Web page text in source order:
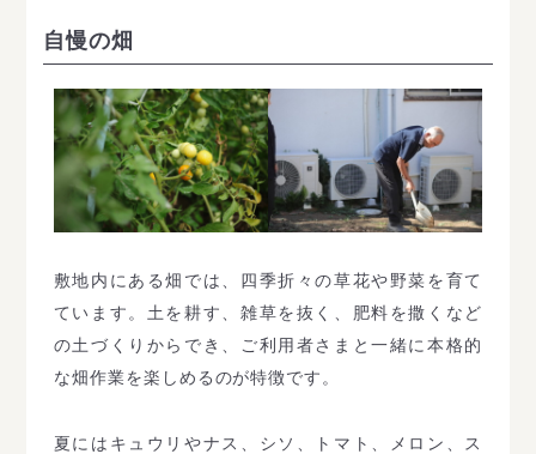
自慢の畑
敷地内にある畑では、四季折々の草花や野菜を育て
ています。土を耕す、雑草を抜く、肥料を撒くなど
の土づくりからでき、ご利用者さまと一緒に本格的
な畑作業を楽しめるのが特徴です。
夏にはキュウリやナス、シソ、トマト、メロン、ス